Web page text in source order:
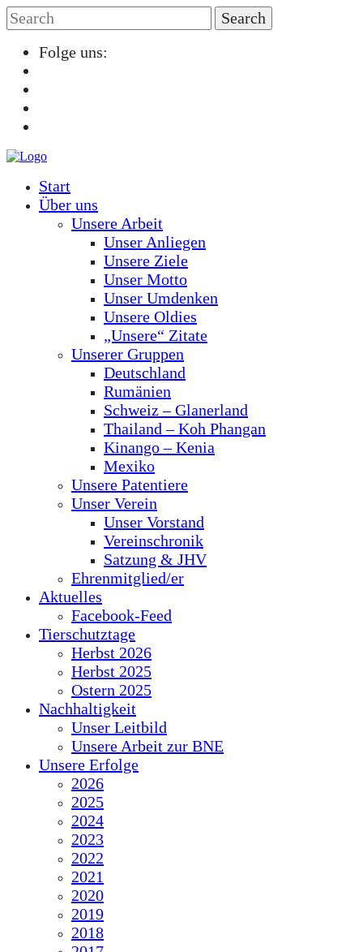
Folge uns:
Start
Über uns
Unsere Arbeit
Unser Anliegen
Unsere Ziele
Unser Motto
Unser Umdenken
Unsere Oldies
„Unsere“ Zitate
Unserer Gruppen
Deutschland
Rumänien
Schweiz – Glanerland
Thailand – Koh Phangan
Kinango – Kenia
Mexiko
Unsere Patentiere
Unser Verein
Unser Vorstand
Vereinschronik
Satzung & JHV
Ehrenmitglied/er
Aktuelles
Facebook-Feed
Tierschutztage
Herbst 2026
Herbst 2025
Ostern 2025
Nachhaltigkeit
Unser Leitbild
Unsere Arbeit zur BNE
Unsere Erfolge
2026
2025
2024
2023
2022
2021
2020
2019
2018